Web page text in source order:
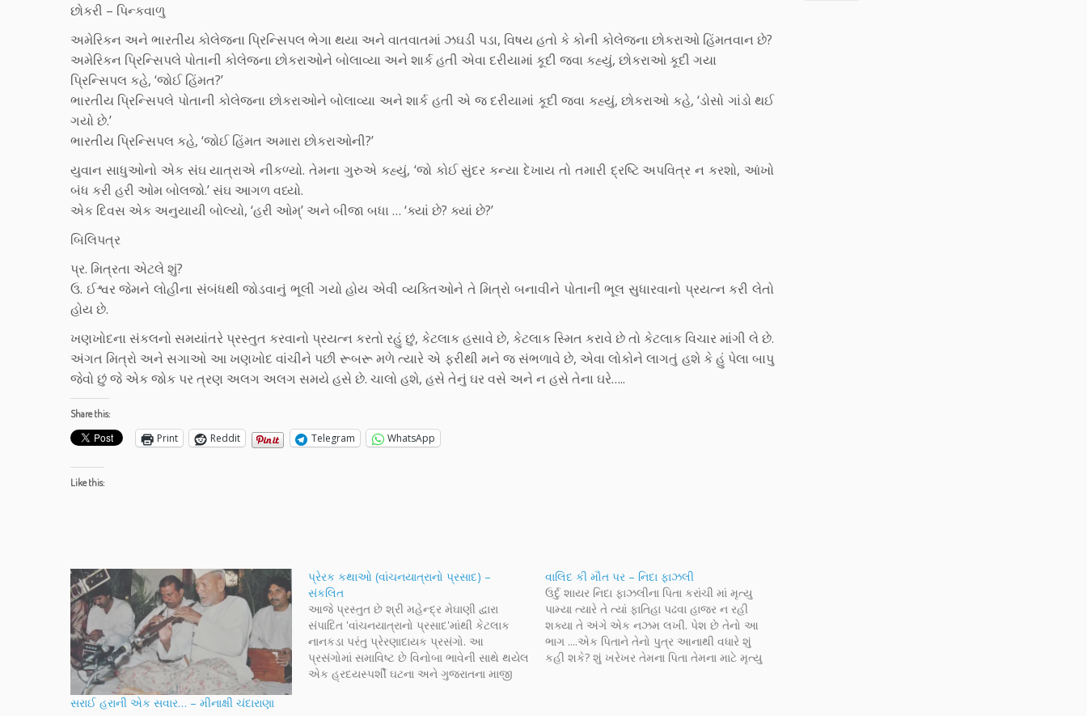
છોકરી – પિન્કવાળુ
અમેરિકન અને ભારતીય કોલેજના પ્રિન્સિપલ ભેગા થયા અને વાતવાતમાં ઝઘડી પડા, વિષય હતો કે કોની કોલેજના છોકરાઓ હિંમતવાન છે?
અમેરિકન પ્રિન્સિપલે પોતાની કોલેજના છોકરાઓને બોલાવ્યા અને શાર્ક હતી એવા દરીયામાં કૂદી જવા કહ્યું, છોકરાઓ કૂદી ગયા
પ્રિન્સિપલ કહે, ‘જોઈ હિંમત?’
ભારતીય પ્રિન્સિપલે પોતાની કોલેજના છોકરાઓને બોલાવ્યા અને શાર્ક હતી એ જ દરીયામાં કૂદી જવા કહ્યું, છોકરાઓ કહે, ‘ડોસો ગાંડો થઈ
ગયો છે.’
ભારતીય પ્રિન્સિપલ કહે, ‘જોઈ હિંમત અમારા છોકરાઓની?’
યુવાન સાધુઓનો એક સંઘ યાત્રાએ નીકળ્યો. તેમના ગુરુએ કહ્યું, ‘જો કોઈ સુંદર કન્યા દેખાય તો તમારી દ્રષ્ટિ અપવિત્ર ન કરશો, આંખો
બંધ કરી હરી ઓમ બોલજો.’ સંઘ આગળ વધ્યો.
એક દિવસ એક અનુયાયી બોલ્યો, ‘હરી ઓમ્’ અને બીજા બધા … ‘ક્યાં છે? ક્યાં છે?’
બિલિપત્ર
પ્ર. મિત્રતા એટલે શું?
ઉ. ઈશ્વર જેમને લોહીના સંબંધથી જોડવાનું ભૂલી ગયો હોય એવી વ્યક્તિઓને તે મિત્રો બનાવીને પોતાની ભૂલ સુધારવાનો પ્રયત્ન કરી લેતો
હોય છે.
ખણખોદના સંકલનો સમયાંતરે પ્રસ્તુત કરવાનો પ્રયત્ન કરતો રહું છું, કેટલાક હસાવે છે, કેટલાક સ્મિત કરાવે છે તો કેટલાક વિચાર માંગી લે છે.
અંગત મિત્રો અને સગાઓ આ ખણખોદ વાંચીને પછી રૂબરૂ મળે ત્યારે એ ફરીથી મને જ સંભળાવે છે, એવા લોકોને લાગતું હશે કે હું પેલા બાપુ
જેવો છું જે એક જોક પર ત્રણ અલગ અલગ સમયે હસે છે. ચાલો હશે, હસે તેનું ઘર વસે અને ન હસે તેના ઘરે…..
Share this:
Print Reddit Telegram WhatsApp
Like this:
સરાઈ હરાની એક સવાર… – મીનાક્ષી ચંદારાણા
પ્રેરક કથાઓ (વાંચનયાત્રાનો પ્રસાદ) –
‌સંકલિત
આજે પ્રસ્તુત છે શ્રી મહેન્દ્ર મેઘાણી દ્વારા
સંપાદિત 'વાંચનયાત્રાનો પ્રસાદ'માંથી કેટલાક
નાનકડા પરંતુ પ્રેરણાદાયક પ્રસંગો. આ
પ્રસંગોમાં સમાવિષ્ટ છે વિનોબા ભાવેની સાથે થયેલ
એક હ્રદયસ્પર્શી ઘટના અને ગુજરાતના માજી
વાલિદ કી મૌત પર – નિદા ફાઝલી
ઉર્દુ શાયર નિદા ફાઝલીના પિતા કરાંચી માં મૃત્યુ
પામ્યા ત્યારે તે ત્યાં ફાતિહા પઢવા હાજર ન રહી
શક્યા તે અંગે એક નઝમ લખી. પેશ છે તેનો આ
ભાગ ....એક પિતાને તેનો પુત્ર આનાથી વધારે શું
કહી શકે? શું ખરેખર તેમના પિતા તેમના માટે મૃત્યુ